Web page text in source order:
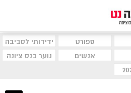
ספורט
ידידותי לסביבה
אנשים
נוער בנס ציונה